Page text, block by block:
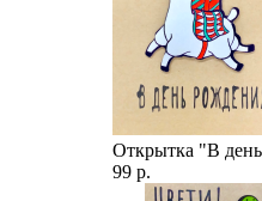
Открытка "В
99 р.